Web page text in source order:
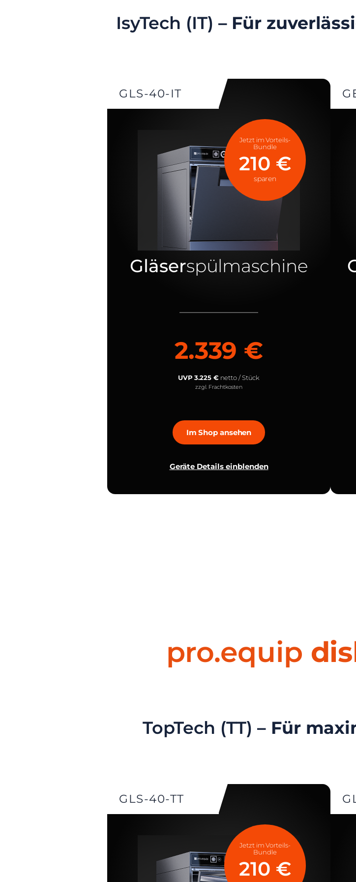
IsyTech (IT) – Für
GLS-40-IT
Jetzt im Vorteils-
Bundle
210 €
sparen
Gläserspülmaschine
2.339 €
UVP 3.225 €netto / Stück
zzgl. Frachtkosten
Im Shop ansehen
Geräte Details einblenden
pro.equip
TopTech (TT) – Für
GLS-40-TT
Jetzt im Vorteils-
Bundle
210 €